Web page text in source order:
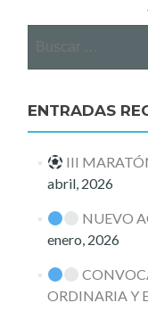
ENTRADAS
III
abril, 2026
NUEVO
enero, 2026
ORDINARIA Y